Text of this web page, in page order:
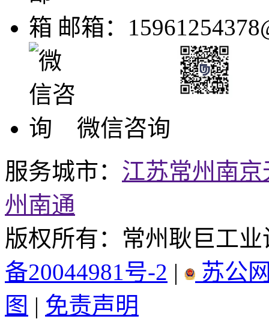
邮箱：
微信咨询
服务城市： 江苏常州 南京
州 南通
版权所有：常州耿巨工
备20044981号-2 |
苏公
图 | 免责声明